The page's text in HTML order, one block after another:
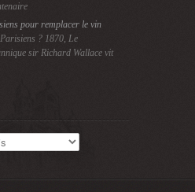
pour remplacer le vin
? 1870, Le
sir Richard Wallace vit